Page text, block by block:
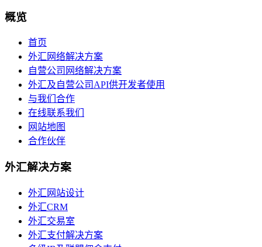
概览
首页
外汇网络解决方案
自营公司网络解决方案
外汇及自营公司API供开发者使用
与我们合作
在线联系我们
网站地图
合作伙伴
外汇解决方案
外汇网站设计
外汇CRM
外汇交易室
外汇支付解决方案